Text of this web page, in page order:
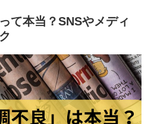
て本当？SNSやメディ